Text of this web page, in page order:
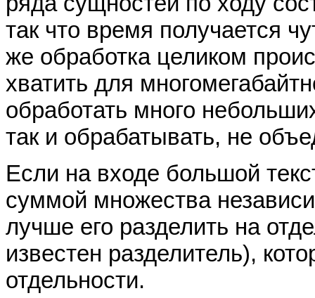
так что время получается
же обработка целиком
хватить для
обработать много
так и обрабатывать, не
Если на входе большой
суммой множества
лучше его разделить на
известен разделитель),
отдельности.